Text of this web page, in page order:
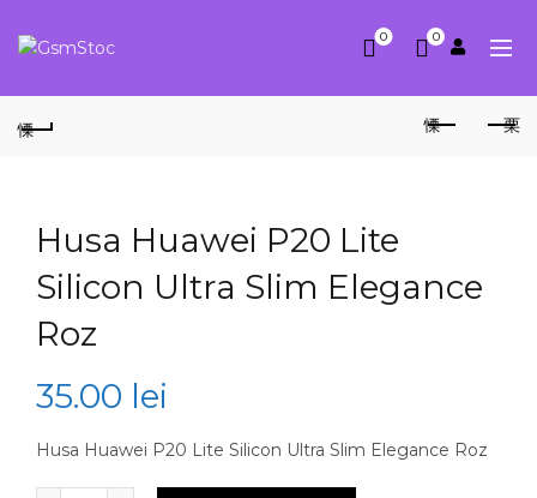
0 0
Husa Huawei P20 Lite
Silicon Ultra Slim Elegance
Roz
35.00 lei
Husa Huawei P20 Lite Silicon Ultra Slim Elegance Roz